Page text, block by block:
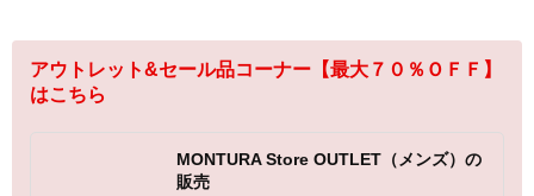
アウトレット&セール品コーナー【最大７０％ＯＦＦ】
はこちら
MONTURA Store OUTLET（メンズ）の
販売